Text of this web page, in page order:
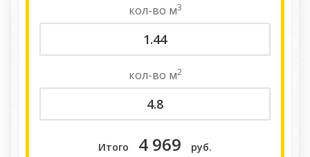
кол-во м3
кол-во м2
Итого 4 969 руб.